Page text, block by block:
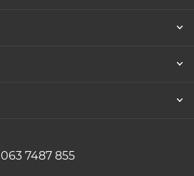
063 7487 855